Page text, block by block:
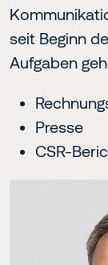
seit Beginn
Aufgaben
Presse
CSR-